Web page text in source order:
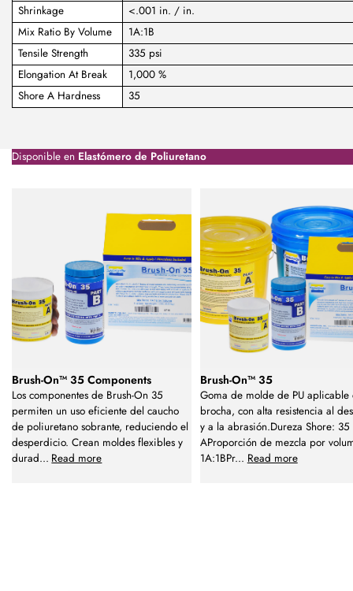
Shrinkage
<.001 in. / in.
Mix Ratio By Volume
1A:1B
Tensile Strength
335 psi
Elongation At Break
1,000 %
Shore A Hardness
35
Disponible en Elastómero de Poliuretano
Brush-On™ 35 Components
Los componentes de Brush-On 35
permiten un uso eficiente del caucho
de poliuretano sobrante, reduciendo el
desperdicio. Crean moldes flexibles y
durad... Read more
Brush-On™ 35
Goma de molde de PU aplicable
brocha, con alta resistencia al
y a la abrasión.Dureza Shore: 35
AProporción de mezcla por
1A:1BPr... Read more